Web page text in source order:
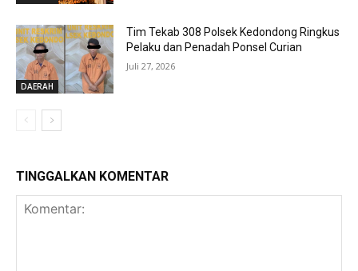
DAERAH
Tim Tekab 308 Polsek Kedondong Ringkus
Pelaku dan Penadah Ponsel Curian
Juli 27, 2026
TINGGALKAN KOMENTAR